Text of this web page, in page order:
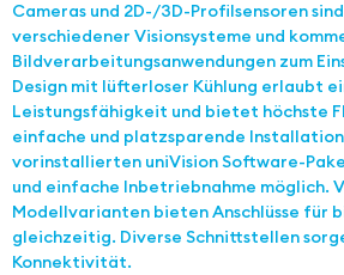
Cameras und 2D-/3D-Profilsensoren
verschiedener Visionsysteme und
Bildverarbeitungsanwendungen zum
Design mit lüfterloser Kühlung erlaubt
Leistungsfähigkeit und bietet höchste
einfache und platzsparende
vorinstallierten uniVision Software-
und einfache Inbetriebnahme möglich.
Modellvarianten bieten Anschlüsse für
gleichzeitig. Diverse Schnittstellen
Konnektivität.